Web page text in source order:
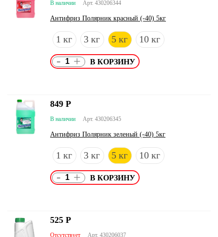
Арт. 430206344
В наличии
Антифриз Полярник красный (-40) 5кг
1 кг 3 кг 5 кг 10 кг
- +
Арт. 430206345
В наличии
Антифриз Полярник зеленый (-40) 5кг
1 кг 3 кг 5 кг 10 кг
849 Р
- +
Арт. 430206037
Отсутствует
525 Р